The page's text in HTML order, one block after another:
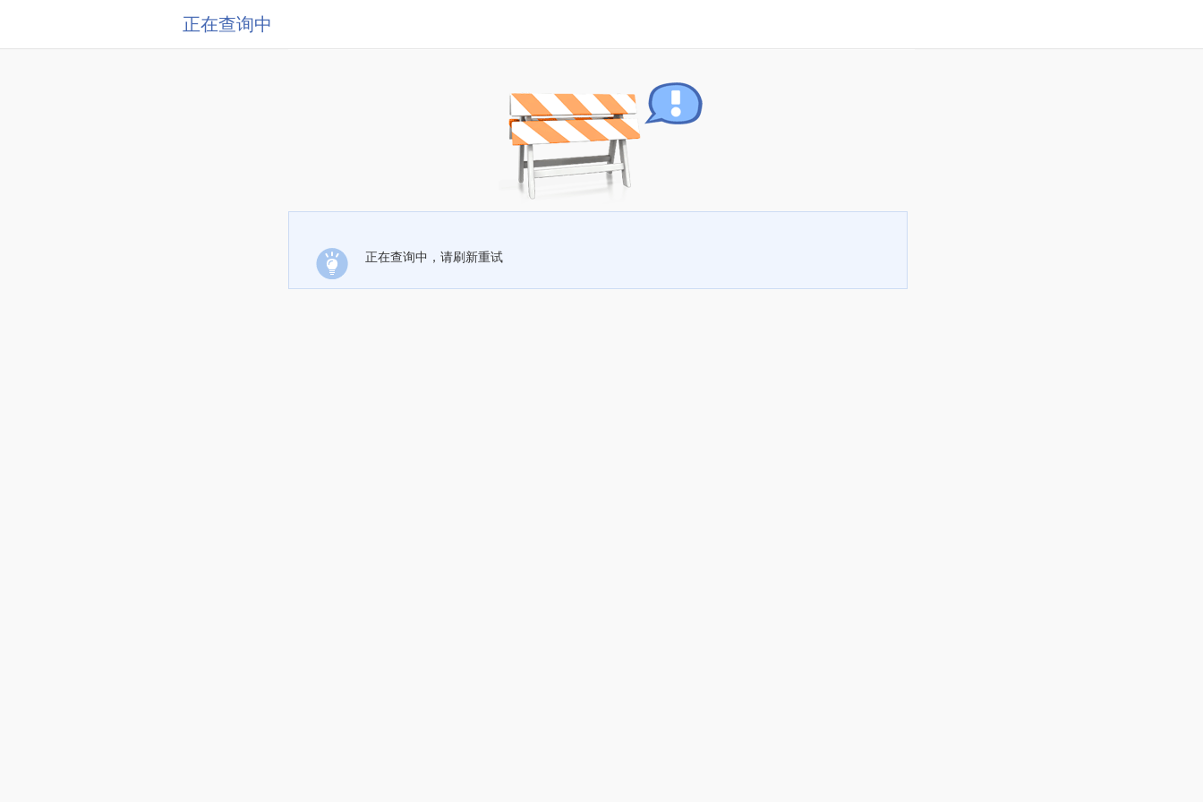
正在查询中
正在查询中，请刷新重试